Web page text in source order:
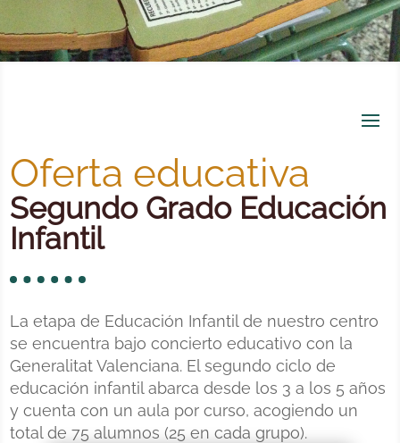
Oferta educativa
Segundo Grado Educación
Infantil
La etapa de Educación Infantil de nuestro centro
se encuentra bajo concierto educativo con la
Generalitat Valenciana. El segundo ciclo de
educación infantil abarca desde los 3 a los 5 años
y cuenta con un aula por curso, acogiendo un
total de 75 alumnos (25 en cada grupo).